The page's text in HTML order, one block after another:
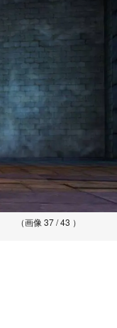
（画像 37 / 43 ）